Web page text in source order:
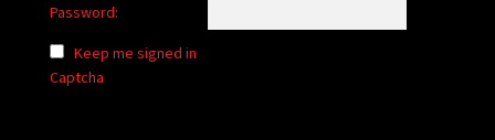
Password:
Keep me signed in
Captcha